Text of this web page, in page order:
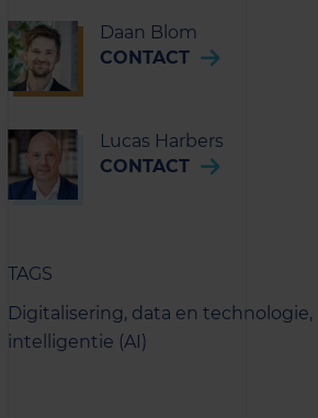
Daan Blom
CONTACT
Lucas Harbers
CONTACT
TAGS
Digitalisering, data en technologie,
intelligentie (AI)